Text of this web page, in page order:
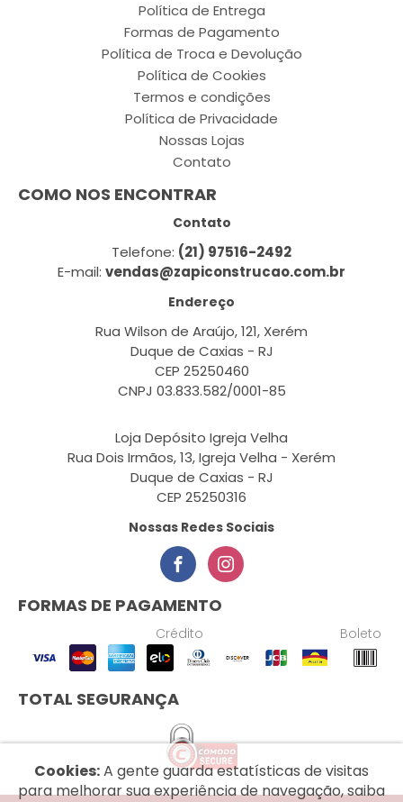
Política de Entrega
Formas de Pagamento
Política de Troca e Devolução
Política de Cookies
Termos e condições
Política de Privacidade
Nossas Lojas
Contato
COMO NOS ENCONTRAR
Contato
Telefone: (21) 97516-2492
E-mail: vendas@zapiconstrucao.com.br
Endereço
Rua Wilson de Araújo, 121, Xerém
Duque de Caxias - RJ
CEP 25250460
CNPJ 03.833.582/0001-85
Loja Depósito Igreja Velha
Rua Dois Irmãos, 13, Igreja Velha - Xerém
Duque de Caxias - RJ
CEP 25250316
Nossas Redes Sociais
FORMAS DE PAGAMENTO
Crédito Boleto
TOTAL SEGURANÇA
Cookies:A gente guarda estatísticas de visitas
para melhorar sua experiência de navegação, saiba